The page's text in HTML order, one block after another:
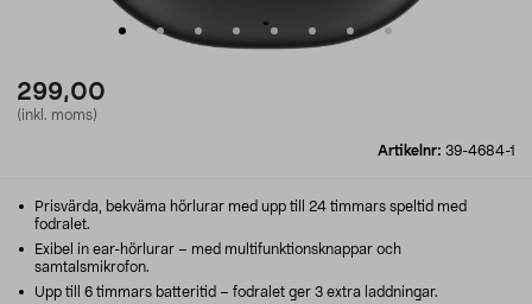
299,00
(inkl. moms)
Artikelnr: 39-4684-1
Prisvärda, bekväma hörlurar med upp till 24 timmars speltid med
fodralet.
Exibel in ear-hörlurar – med multifunktionsknappar och
samtalsmikrofon.
Upp till 6 timmars batteritid – fodralet ger 3 extra laddningar.